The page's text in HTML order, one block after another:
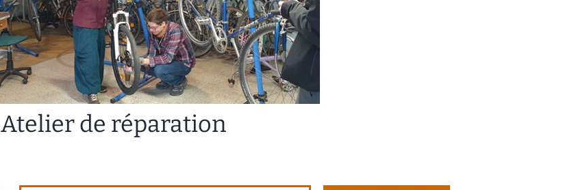
Atelier de réparation